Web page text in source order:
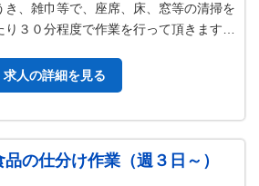
、雑巾等で、座席、床、窓等の清掃を
３０分程度で作業を行って頂きます。
求人の詳細を見る
の仕分け作業（週３日～）